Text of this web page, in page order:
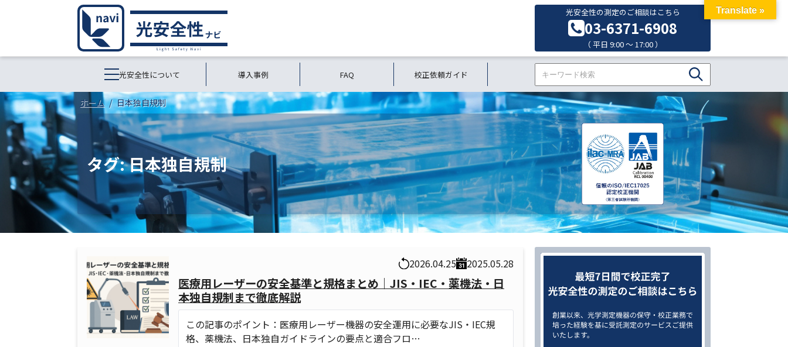
光安全性の測定のご相談はこちら
03-6371-6908
（ 平日 9:00 ～ 17:00 ）
光安全性について 導入事例 FAQ 校正依頼ガイド
ホーム 日本独自規制
タグ:日本独自規制
2026.04.25 2025.05.28
医療用レーザーの安全基準と規格まとめ｜JIS・IEC・薬機法・日
本独自規制まで徹底解説
この記事のポイント：医療用レーザー機器の安全運用に必要なJIS・IEC規
格、薬機法、日本独自ガイドラインの要点と適合フロ…
Translate »